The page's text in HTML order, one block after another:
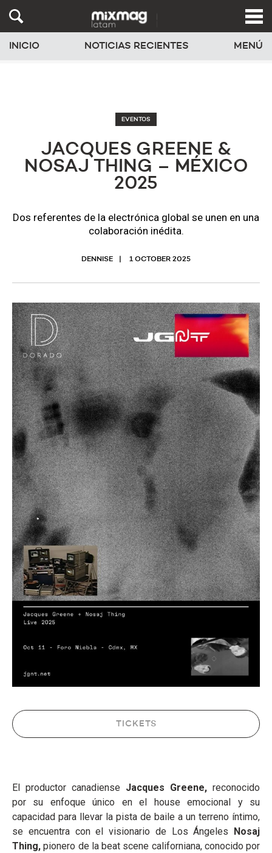
INICIO NOTICIAS RECIENTES MENÚ
EVENTOS
JACQUES GREENE &
NOSAJ THING – MÉXICO
2025
Dos referentes de la electrónica global se unen en una
colaboración inédita.
DENNISE 1 OCTOBER 2025
TICKETS
El productor canadiense Jacques Greene, reconocido
por su enfoque único en el house emocional y su
capacidad para llevar la pista de baile a un terreno íntimo,
se encuentra con el visionario de Los Ángeles
Nosaj
Thing, pionero de la beat scene californiana, conocido por